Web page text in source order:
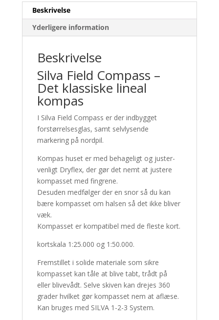
Beskrivelse
Yderligere information
Beskrivelse
Silva Field Compass –
Det klassiske lineal
kompas
I Silva Field Compass er der indbygget
forstørrelsesglas, samt selvlysende
markering på nordpil.
Kompas huset er med behageligt og juster-
venligt Dryflex, der gør det nemt at justere
kompasset med fingrene.
Desuden medfølger der en snor så du kan
bære kompasset om halsen så det ikke bliver
væk.
Kompasset er kompatibel med de fleste kort.
kortskala 1:25.000 og 1:50.000.
Fremstillet i solide materiale som sikre
kompasset kan tåle at blive tabt, trådt på
eller blivevådt. Selve skiven kan drejes 360
grader hvilket gør kompasset nem at aflæse.
Kan bruges med SILVA 1-2-3 System.